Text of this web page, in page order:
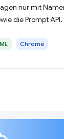
nur mit
die Prompt API.
Chrome